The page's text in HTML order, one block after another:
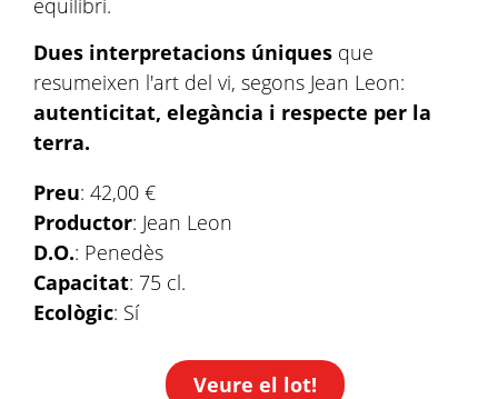
equilibri.
Dues interpretacions úniques que
resumeixen l'art del vi, segons Jean Leon:
autenticitat, elegància i respecte per la
terra.
Preu: 42,00 €
Productor: Jean Leon
D.O.: Penedès
Capacitat: 75 cl.
Ecològic: Sí
Veure el lot!